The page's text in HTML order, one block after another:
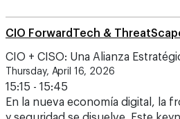
CIO ForwardTech &
CIO + CISO: Una Alianza
Thursday, April 16, 2026
15:15 - 15:45
En la nueva economía digital, la